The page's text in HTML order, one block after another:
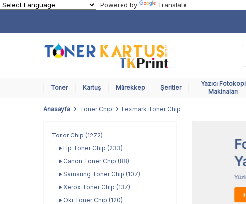
Powered by Translate
Toner Kartuş Mürekkep Şeritler
Yazıcı Fotokopi
Makinaları
Anasayfa Toner Chip Lexmark Toner Chip
Toner Chip (1272)
Hp Toner Chip (233)
Canon Toner Chip (88)
Samsung Toner Chip (107)
Xerox Toner Chip (137)
Oki Toner Chip (120)